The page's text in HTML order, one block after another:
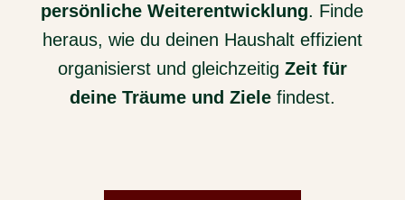
persönliche Weiterentwicklung. Finde
heraus, wie du deinen Haushalt effizient
organisierst und gleichzeitig Zeit für
deine Träume und Zielefindest.